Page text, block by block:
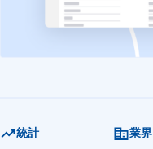
統計
業界